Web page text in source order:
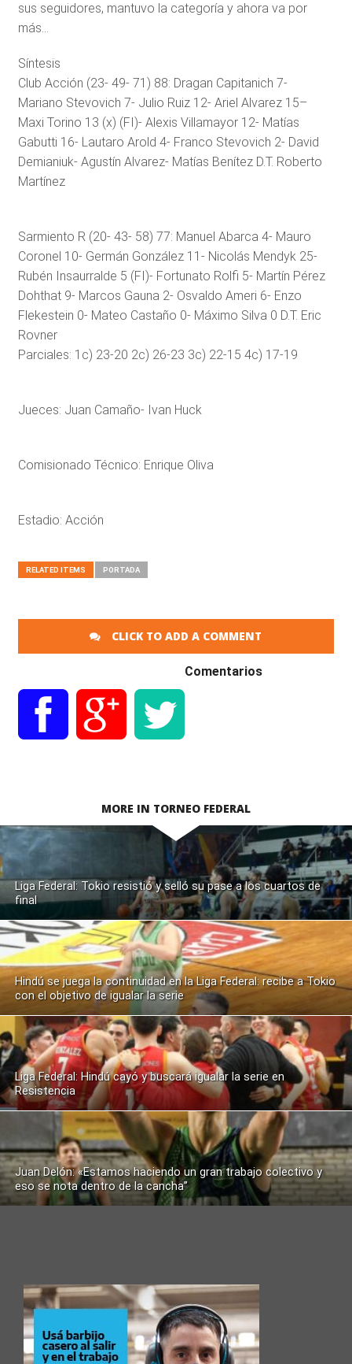
sus seguidores, mantuvo la categoría y ahora va por
más…
Síntesis
Club Acción (23- 49- 71) 88: Dragan Capitanich 7-
Mariano Stevovich 7- Julio Ruiz 12- Ariel Alvarez 15–
Maxi Torino 13 (x) (FI)- Alexis Villamayor 12- Matías
Gabutti 16- Lautaro Arold 4- Franco Stevovich 2- David
Demianiuk- Agustín Alvarez- Matías Benítez D.T. Roberto
Martínez
Sarmiento R (20- 43- 58) 77: Manuel Abarca 4- Mauro
Coronel 10- Germán González 11- Nicolás Mendyk 25-
Rubén Insaurralde 5 (FI)- Fortunato Rolfi 5- Martín Pérez
Dohthat 9- Marcos Gauna 2- Osvaldo Ameri 6- Enzo
Flekestein 0- Mateo Castaño 0- Máximo Silva 0 D.T. Eric
Rovner
Parciales: 1c) 23-20 2c) 26-23 3c) 22-15 4c) 17-19
Jueces: Juan Camaño- Ivan Huck
Comisionado Técnico: Enrique Oliva
Estadio: Acción
RELATED ITEMS PORTADA
CLICK TO ADD A COMMENT
Comentarios
MORE IN TORNEO FEDERAL
Liga Federal: Tokio resistió y selló su pase a los cuartos de
final
Hindú se juega la continuidad en la Liga Federal: recibe a Tokio
con el objetivo de igualar la serie
Liga Federal: Hindú cayó y buscará igualar la serie en
Resistencia
Juan Delón: «Estamos haciendo un gran trabajo colectivo y
eso se nota dentro de la cancha”